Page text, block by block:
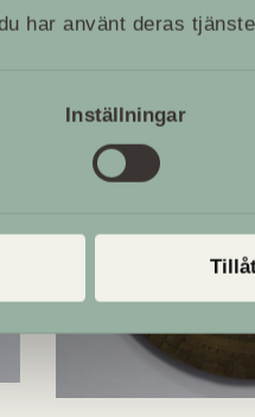
har använt deras
Inställningar